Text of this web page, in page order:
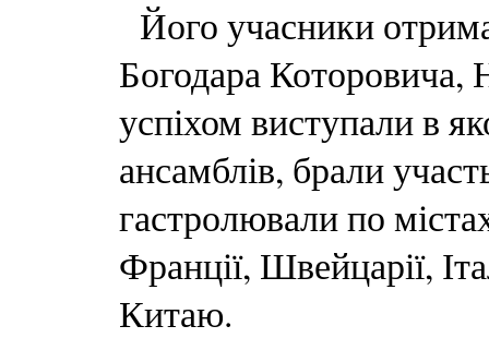
Його учасники
Богодара Которовича,
успіхом виступали в
ансамблів, брали
гастролювали по
Франції, Швейцарії,
Китаю.